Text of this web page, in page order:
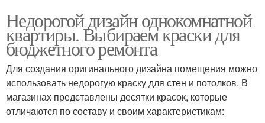
Недорогой дизайн однокомнатной
квартиры. Выбираем краски для
бюджетного ремонта
Для создания оригинального дизайна помещения можно
использовать недорогую краску для стен и потолков. В
магазинах представлены десятки красок, которые
отличаются по составу и своим характеристикам: